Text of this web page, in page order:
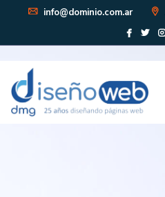
info@dominio.com.ar